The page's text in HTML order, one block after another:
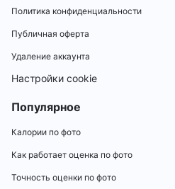
Политика конфиденциальности
Публичная оферта
Удаление аккаунта
Настройки cookie
Популярное
Калории по фото
Как работает оценка по фото
Точность оценки по фото